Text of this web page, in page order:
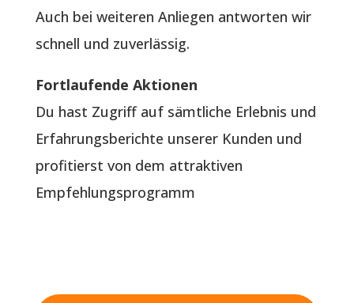
Auch bei weiteren Anliegen antworten wir
schnell und zuverlässig.
Fortlaufende Aktionen
Du hast Zugriff auf sämtliche Erlebnis und
Erfahrungsberichte unserer Kunden und
profitierst von dem attraktiven
Empfehlungsprogramm